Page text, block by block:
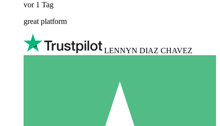
vor 1 Tag
great platform
LENNYN DIAZ CHAVEZ